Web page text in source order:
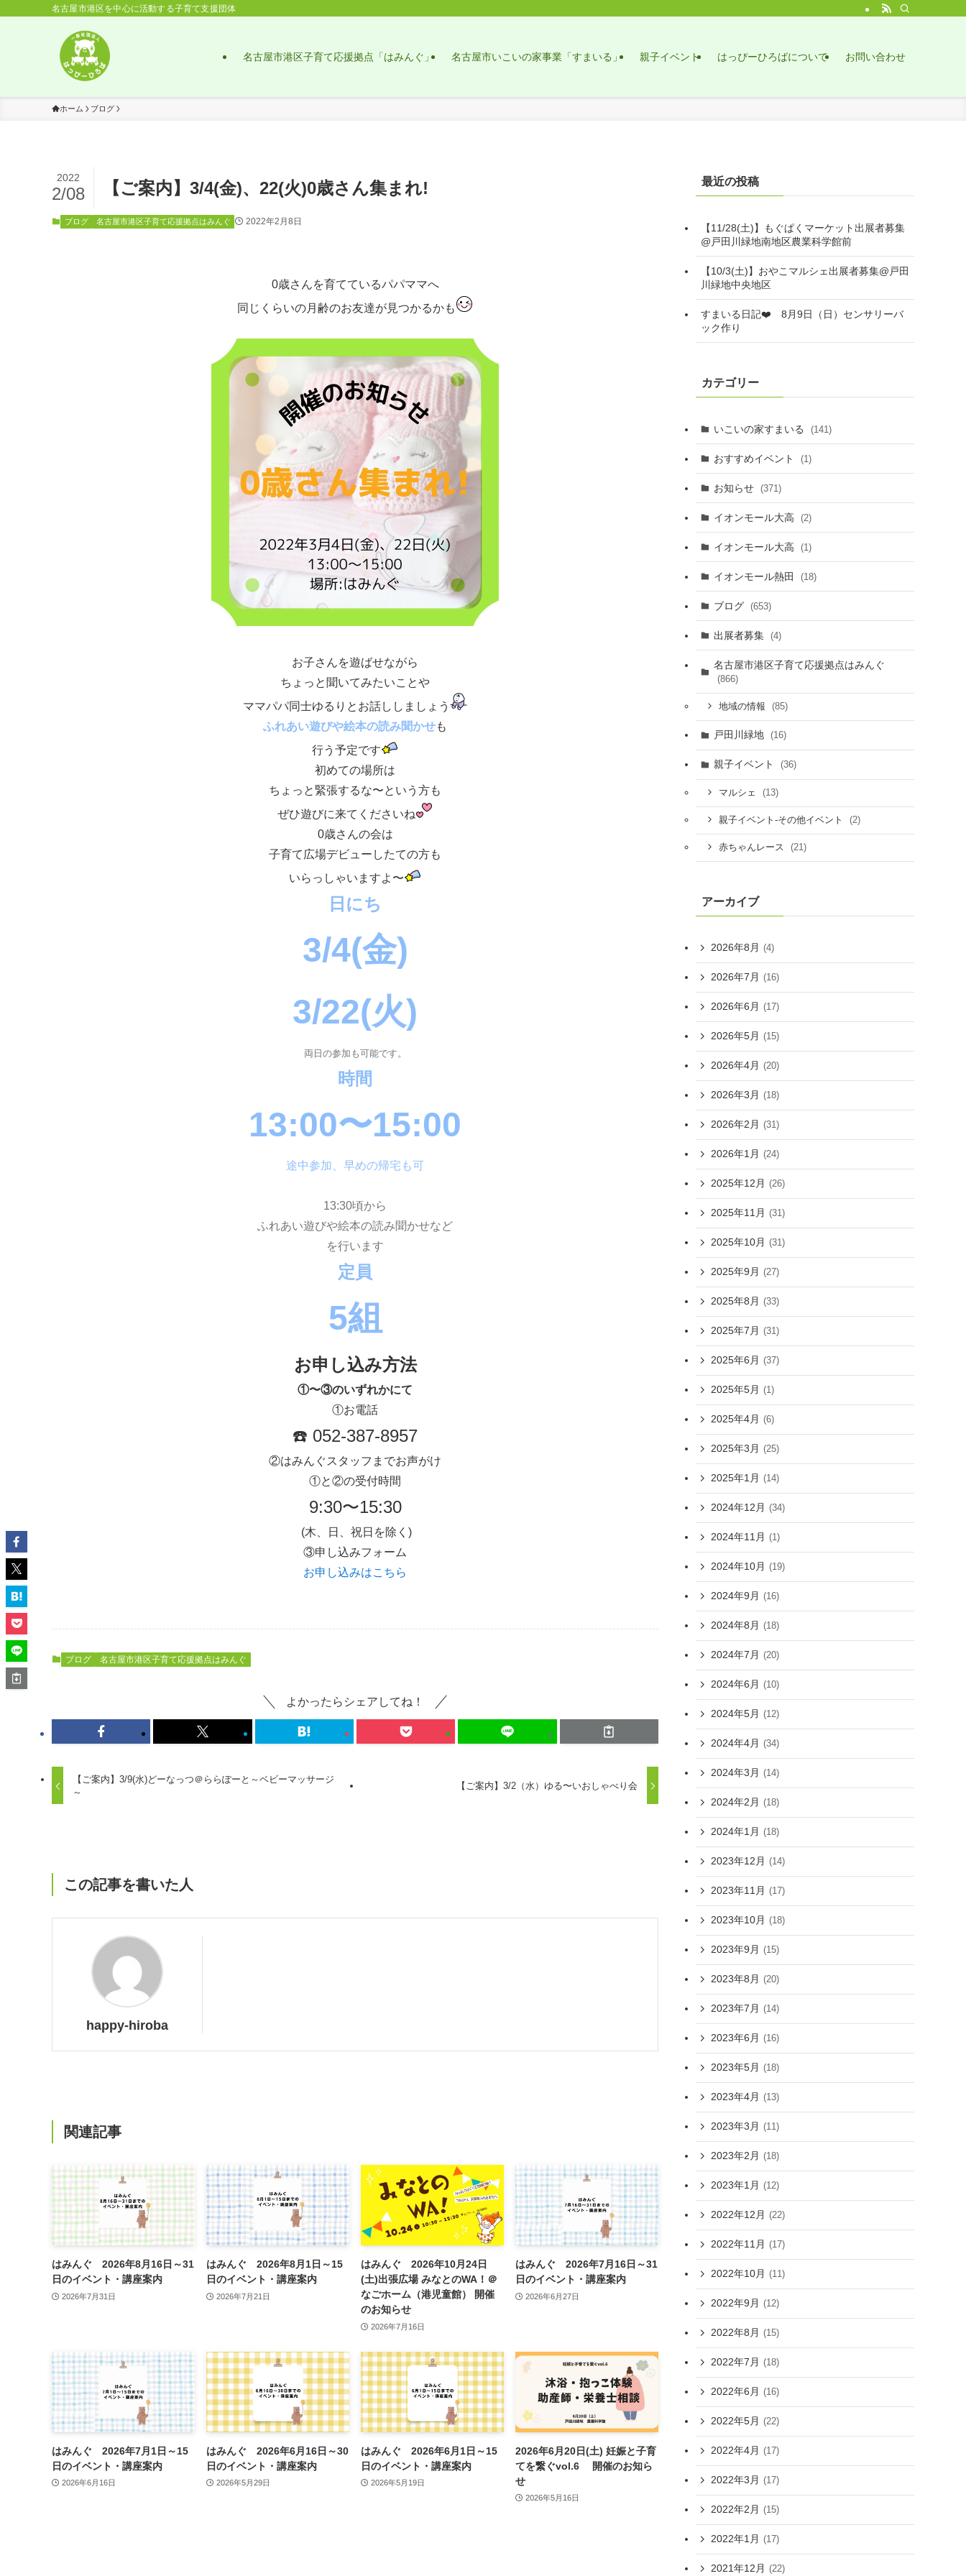
名古屋市港区を中心に活動する子育て支援団体
名古屋市港区子育て応援拠点「はみんぐ」 名古屋市いこいの家事業「すまいる」 親子イベント はっぴーひろばについて お問い合わせ
ホーム ブログ
【ご案内】3/4(金)、22(火)0歳さん集まれ!
2022
2/08
ブログ 名古屋市港区子育て応援拠点はみんぐ 2022年2月8日
0歳さんを育てているパパママへ
同じくらいの月齢のお友達が見つかるかも
お子さんを遊ばせながら
ちょっと聞いてみたいことや
ママパパ同士ゆるりとお話ししましょう
ふれあい遊びや絵本の読み聞かせも
行う予定です
初めての場所は
ちょっと緊張するな〜という方も
ぜひ遊びに来てくださいね
0歳さんの会は
子育て広場デビューしたての方も
いらっしゃいますよ〜
日にち
3/4(金)
3/22(火)
両日の参加も可能です。
時間
13:00〜15:00
途中参加、早めの帰宅も可
13:30頃から
ふれあい遊びや絵本の読み聞かせなど
を行います
定員
5組
お申し込み方法
①〜③のいずれかにて
①お電話
☎️ 052-387-8957
②はみんぐスタッフまでお声がけ
①と②の受付時間
9:30〜15:30
(木、日、祝日を除く)
③申し込みフォーム
お申し込みはこちら
ブログ 名古屋市港区子育て応援拠点はみんぐ
よかったらシェアしてね！
【ご案内】3/9(水)どーなっつ＠ららぽーと～ベビーマッサージ
～
【ご案内】3/2（水）ゆる〜いおしゃべり会
この記事を書いた人
happy-hiroba
関連記事
はみんぐ 2026年8月16日～31
日のイベント・講座案内
2026年7月31日
はみんぐ 2026年8月1日～15
日のイベント・講座案内
2026年7月21日
はみんぐ 2026年10月24日
(土)出張広場 みなとのWA！＠
なごホーム（港児童館） 開催
のお知らせ
2026年7月16日
はみんぐ 2026年7月16日～31
日のイベント・講座案内
2026年6月27日
はみんぐ 2026年7月1日～15
日のイベント・講座案内
2026年6月16日
はみんぐ 2026年6月16日～30
日のイベント・講座案内
2026年5月29日
はみんぐ 2026年6月1日～15
日のイベント・講座案内
2026年5月19日
2026年6月20日(土) 妊娠と子育
てを繋ぐvol.6 開催のお知ら
せ
2026年5月16日
最近の投稿
【11/28(土)】もぐぱくマーケット出展者募集
@戸田川緑地南地区農業科学館前
【10/3(土)】おやこマルシェ出展者募集@戸田
川緑地中央地区
すまいる日記❤️ 8月9日（日）センサリーバ
ック作り
カテゴリー
いこいの家すまいる (141)
おすすめイベント (1)
お知らせ (371)
イオンモール大高 (2)
イオンモール大高 (1)
イオンモール熱田 (18)
ブログ (653)
出展者募集 (4)
名古屋市港区子育て応援拠点はみんぐ
(866)
地域の情報 (85)
戸田川緑地 (16)
親子イベント (36)
マルシェ (13)
親子イベント-その他イベント (2)
赤ちゃんレース (21)
アーカイブ
2026年8月 (4)
2026年7月 (16)
2026年6月 (17)
2026年5月 (15)
2026年4月 (20)
2026年3月 (18)
2026年2月 (31)
2026年1月 (24)
2025年12月 (26)
2025年11月 (31)
2025年10月 (31)
2025年9月 (27)
2025年8月 (33)
2025年7月 (31)
2025年6月 (37)
2025年5月 (1)
2025年4月 (6)
2025年3月 (25)
2025年1月 (14)
2024年12月 (34)
2024年11月 (1)
2024年10月 (19)
2024年9月 (16)
2024年8月 (18)
2024年7月 (20)
2024年6月 (10)
2024年5月 (12)
2024年4月 (34)
2024年3月 (14)
2024年2月 (18)
2024年1月 (18)
2023年12月 (14)
2023年11月 (17)
2023年10月 (18)
2023年9月 (15)
2023年8月 (20)
2023年7月 (14)
2023年6月 (16)
2023年5月 (18)
2023年4月 (13)
2023年3月 (11)
2023年2月 (18)
2023年1月 (12)
2022年12月 (22)
2022年11月 (17)
2022年10月 (11)
2022年9月 (12)
2022年8月 (15)
2022年7月 (18)
2022年6月 (16)
2022年5月 (22)
2022年4月 (17)
2022年3月 (17)
2022年2月 (15)
2022年1月 (17)
2021年12月 (22)